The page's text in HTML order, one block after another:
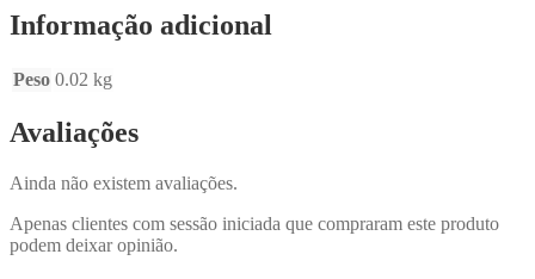
Informação adicional
Peso 0.02 kg
Avaliações
Ainda não existem avaliações.
Apenas clientes com sessão iniciada que compraram este produto
podem deixar opinião.